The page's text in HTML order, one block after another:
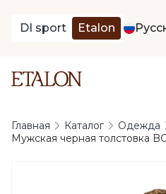
DI sport Etalon
Главная Каталог Одежда
Мужская черная толстовка